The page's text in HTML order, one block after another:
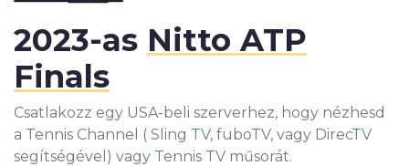
2023-as Nitto ATP
Finals
Csatlakozz egy USA-beli szerverhez, hogy nézhesd
a Tennis Channel ( Sling TV, fuboTV, vagy DirecTV
segítségével) vagy Tennis TV műsorát.